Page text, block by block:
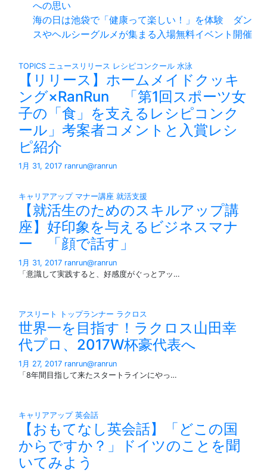
への思い
海の日は池袋で「健康って楽しい！」を体験 ダン
スやヘルシーグルメが集まる入場無料イベント開催
TOPICS ニュースリリース レシピコンクール 水泳
【リリース】ホームメイドクッキ
ング×RanRun 「第1回スポーツ女
子の「食」を支えるレシピコンク
ール」考案者コメントと入賞レシ
ピ紹介
1月 31, 2017 ranrun@ranrun
キャリアアップ マナー講座 就活支援
【就活生のためのスキルアップ講
座】好印象を与えるビジネスマナ
ー 「顔で話す」
1月 31, 2017 ranrun@ranrun
「意識して実践すると、好感度がぐっとアッ…
アスリート トップランナー ラクロス
世界一を目指す！ラクロス山田幸
代プロ、2017W杯豪代表へ
1月 27, 2017 ranrun@ranrun
「8年間目指して来たスタートラインにやっ…
キャリアアップ 英会話
【おもてなし英会話】「どこの国
からですか？」ドイツのことを聞
いてみよう